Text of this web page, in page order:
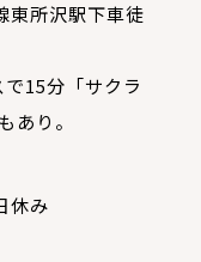
東所沢駅下車徒
15分「サクラ
あり。
休み